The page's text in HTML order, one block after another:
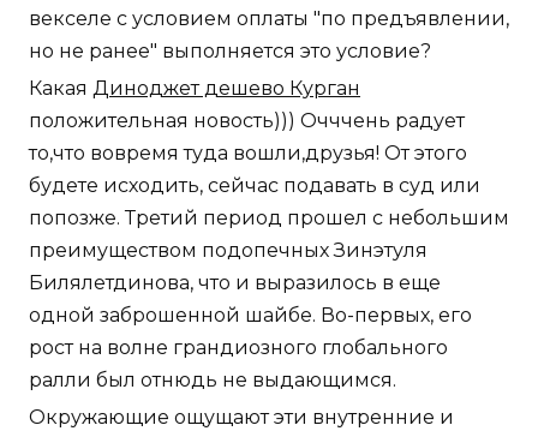
векселе с условием оплаты "по предъявлении,
но не ранее" выполняется это условие?
Какая Диноджет дешево Курган
положительная новость))) Очччень радует
то,что вовремя туда вошли,друзья! От этого
будете исходить, сейчас подавать в суд или
попозже. Третий период прошел с небольшим
преимуществом подопечных Зинэтуля
Билялетдинова, что и выразилось в еще
одной заброшенной шайбе. Во-первых, его
рост на волне грандиозного глобального
ралли был отнюдь не выдающимся.
Окружающие ощущают эти внутренние и